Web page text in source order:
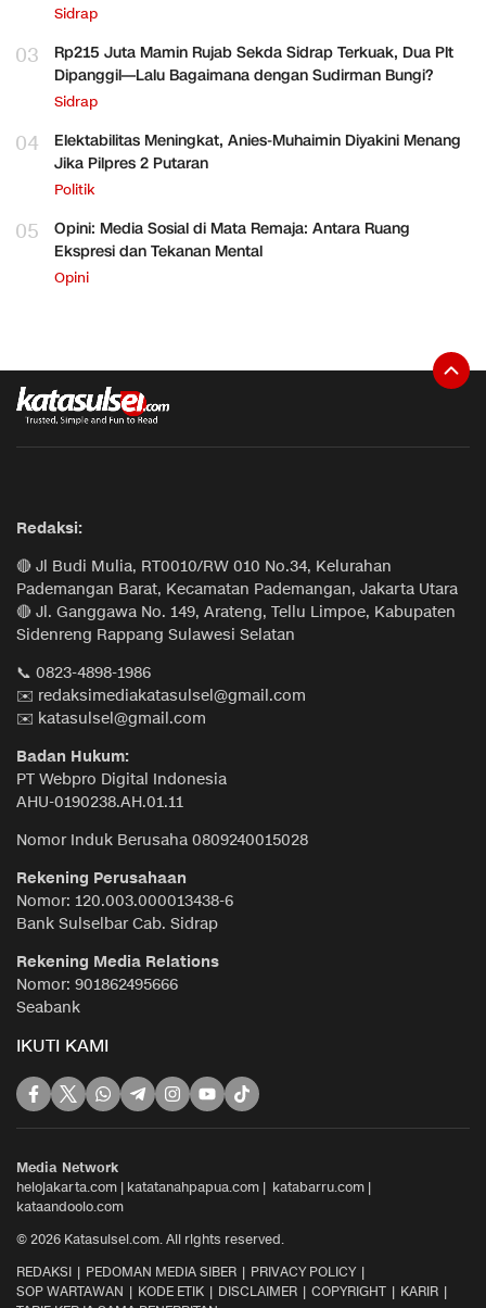
Sidrap
03
Rp215 Juta Mamin Rujab Sekda Sidrap Terkuak, Dua Plt
Dipanggil—Lalu Bagaimana dengan Sudirman Bungi?
Sidrap
04
Elektabilitas Meningkat, Anies-Muhaimin Diyakini Menang
Jika Pilpres 2 Putaran
Politik
05
Opini: Media Sosial di Mata Remaja: Antara Ruang
Ekspresi dan Tekanan Mental
Opini
Redaksi:
🔴 Jl Budi Mulia, RT0010/RW 010 No.34, Kelurahan
Pademangan Barat, Kecamatan Pademangan, Jakarta Utara
🔴 Jl. Ganggawa No. 149, Arateng, Tellu Limpoe, Kabupaten
Sidenreng Rappang Sulawesi Selatan
📞 0823-4898-1986
✉️ redaksimediakatasulsel@gmail.com
✉️ katasulsel@gmail.com
Badan Hukum:
PT Webpro Digital Indonesia
AHU-0190238.AH.01.11
Nomor Induk Berusaha 0809240015028
Rekening Perusahaan
Nomor: 120.003.000013438-6
Bank Sulselbar Cab. Sidrap
Rekening Media Relations
Nomor: 901862495666
Seabank
IKUTI KAMI
Media Network
helojakarta.com | katatanahpapua.com | katabarru.com |
kataandoolo.com
© 2026 Katasulsel.com. All rights reserved.
REDAKSI
PEDOMAN MEDIA SIBER
PRIVACY POLICY
SOP WARTAWAN
KODE ETIK DISCLAIMER COPYRIGHT
KARIR